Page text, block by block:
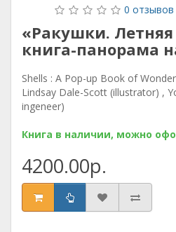
0 отзывов
«Ракушки.
книга-панорама
Shells : A Pop-up Book of
Lindsay Dale-Scott (illustrator) ,
ingeneer)
Книга в наличии, можно
4200.00р.